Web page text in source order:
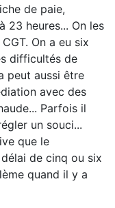
de paie,
23 heures... On les
On a eu six
difficultés de
peut aussi être
avec des
Parfois il
un souci...
que le
de cinq ou six
quand il y a